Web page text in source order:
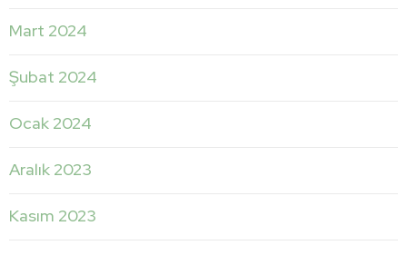
Mart 2024
Şubat 2024
Ocak 2024
Aralık 2023
Kasım 2023